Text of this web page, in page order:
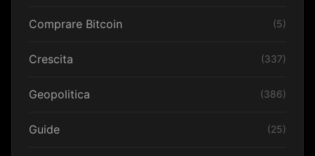
Comprare Bitcoin (5)
Crescita (337)
Geopolitica (386)
Guide (25)